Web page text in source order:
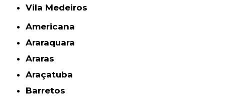
Vila Medeiros
Americana
Araraquara
Araras
Araçatuba
Barretos